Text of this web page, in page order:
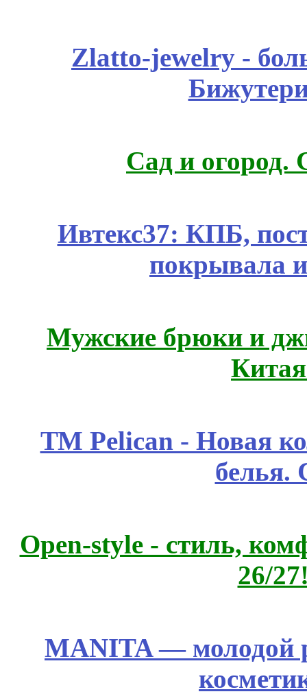
Zlatto-jewelry -
Сад и огород.
Ивтекс37: КПБ,
покрывала
Мужские брюки и
ТМ Pelican - Новая
белья.
Open-style - стиль,
26/
MANITA — молодой